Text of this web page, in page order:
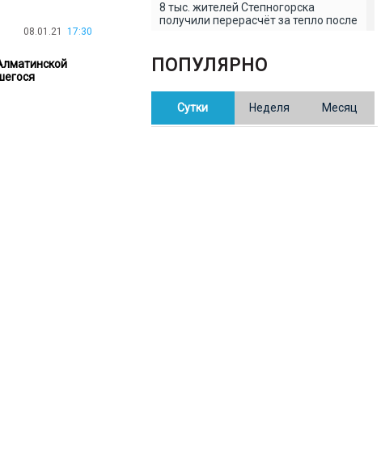
08.01.21 17:30
8 тыс. жителей Степногорска
получили перерасчёт за тепло после
В Казахстане готовят новую
редакцию Конституции: меняется
ПОПУЛЯРНО
Сутки Неделя Месяц